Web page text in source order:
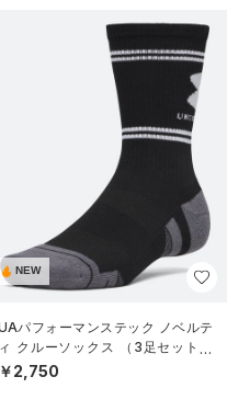
NEW
パフォーマンステック ノベルテ
ィ クルーソックス （3足セット）
（トレーニング/UNISEX）
￥2,750